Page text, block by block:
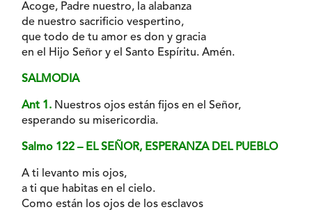
Acoge, Padre nuestro, la alabanza
de nuestro sacrificio vespertino,
que todo de tu amor es don y gracia
en el Hijo Señor y el Santo Espíritu. Amén.
SALMODIA
Ant 1. Nuestros ojos están fijos en el Señor,
esperando su misericordia.
Salmo 122 – EL SEÑOR, ESPERANZA DEL PUEBLO
A ti levanto mis ojos,
a ti que habitas en el cielo.
Como están los ojos de los esclavos